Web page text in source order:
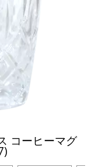
コーヒーマグ